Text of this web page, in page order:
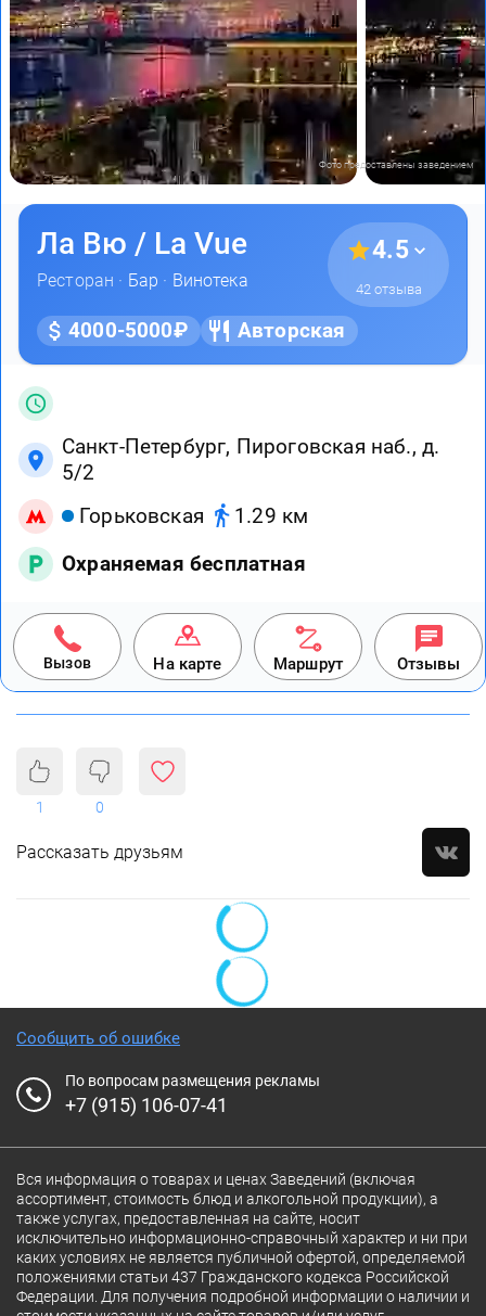
Фото предоставлены заведением
Ла Вю / La Vue
Ресторан · Бар · Винотека
4.5
42 отзыва
4000-5000₽ Авторская
Санкт-Петербург, Пироговская наб., д.
5/2
Горьковская
1.29 км
Охраняемая бесплатная
Вызов На карте Маршрут Отзывы
1 0
Рассказать друзьям
Сообщить об ошибке
По вопросам размещения рекламы
+7 (915) 106-07-41
Вся информация о товарах и ценах Заведений (включая
ассортимент, стоимость блюд и алкогольной продукции), а
также услугах, предоставленная на сайте, носит
исключительно информационно-справочный характер и ни при
каких условиях не является публичной офертой, определяемой
положениями статьи 437 Гражданского кодекса Российской
Федерации. Для получения подробной информации о наличии и